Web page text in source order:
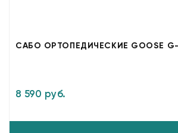
САБО ОРТОПЕДИЧЕСКИЕ GOOSE G-
8 590 руб.